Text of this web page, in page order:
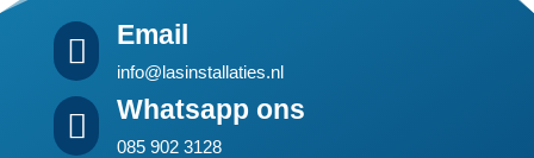
 Email
info@lasinstallaties.nl
 Whatsapp ons
085 902 3128